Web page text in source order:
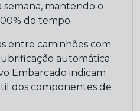
mantendo o
do tempo.
entre caminhões com
automática
Embarcado indicam
dos componentes de